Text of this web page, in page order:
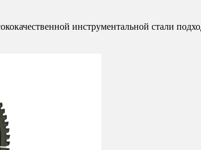
инструментальной стали